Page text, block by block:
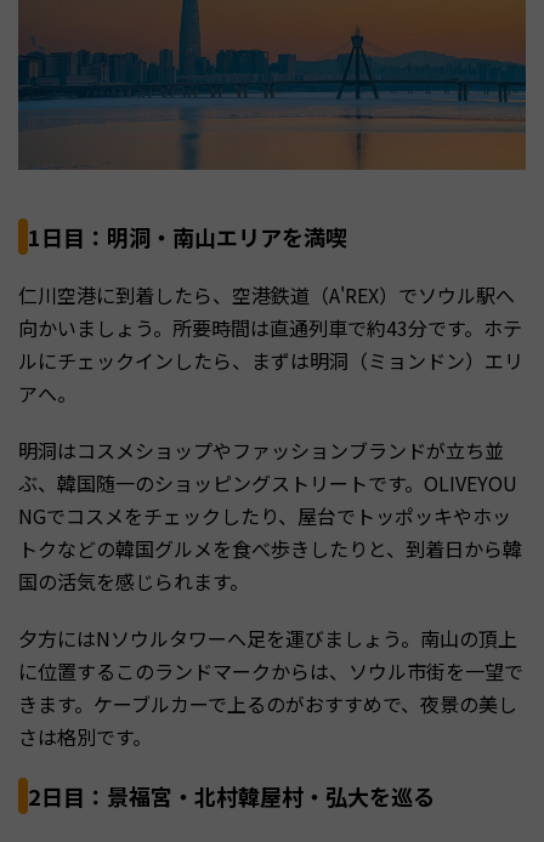
1日目：明洞・南山エリアを満喫
仁川空港に到着したら、空港鉄道（A'REX）でソウル駅へ
向かいましょう。所要時間は直通列車で約43分です。ホテ
ルにチェックインしたら、まずは明洞（ミョンドン）エリ
アへ。
明洞はコスメショップやファッションブランドが立ち並
ぶ、韓国随一のショッピングストリートです。OLIVEYOU
NGでコスメをチェックしたり、屋台でトッポッキやホッ
トクなどの韓国グルメを食べ歩きしたりと、到着日から韓
国の活気を感じられます。
夕方にはNソウルタワーへ足を運びましょう。南山の頂上
に位置するこのランドマークからは、ソウル市街を一望で
きます。ケーブルカーで上るのがおすすめで、夜景の美し
さは格別です。
2日目：景福宮・北村韓屋村・弘大を巡る